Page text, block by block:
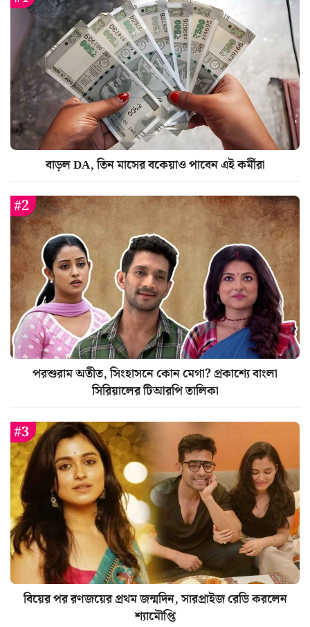
বাড়ল DA, তিন মাসের বকেয়াও পাবেন এই কর্মীরা
পরশুরাম অতীত, সিংহাসনে কোন মেগা? প্রকাশ্যে বাংলা
সিরিয়ালের টিআরপি তালিকা
বিয়ের পর রণজয়ের প্রথম জন্মদিন, সারপ্রাইজ রেডি করলেন
শ্যামৌপ্তি